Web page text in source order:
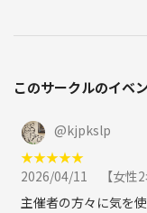
このサークルのイベ
@kjpkslp
★★★★★
2026/04/11
【女性2名主
主催者の方々に気を